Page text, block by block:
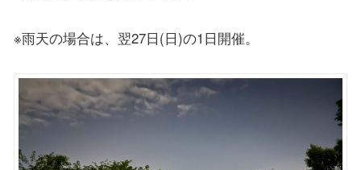
※雨天の場合は、翌27日(日)の1日開催。